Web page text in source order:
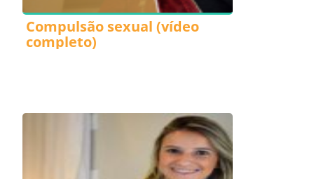
Compulsão sexual (vídeo
completo)